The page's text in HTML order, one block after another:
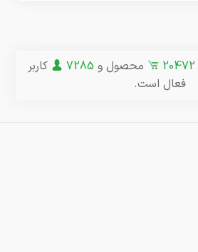
20472 محصول و 7285
کاربر
فعال است.